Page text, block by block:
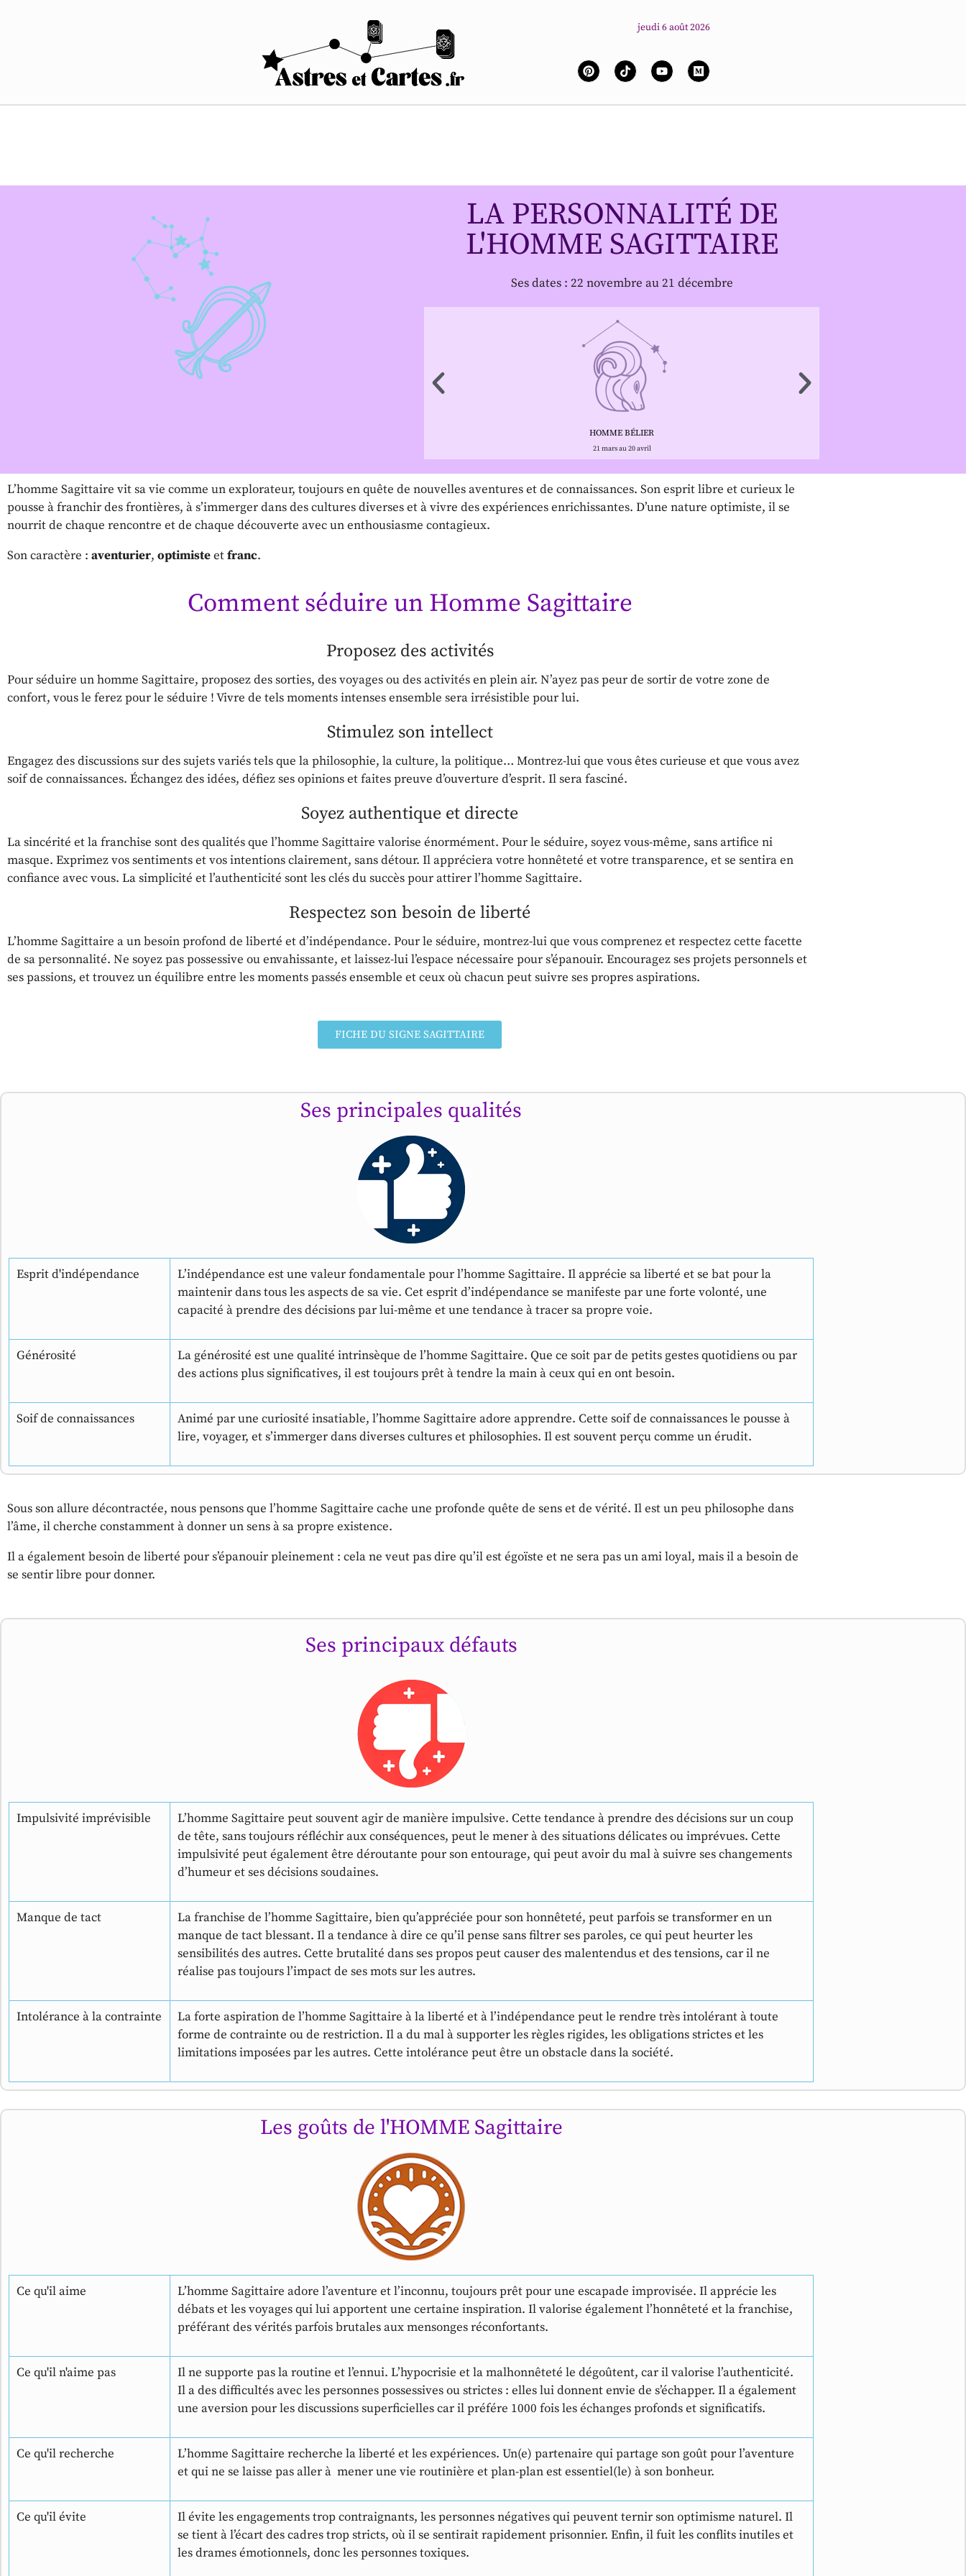
jeudi 6 août 2026
LA PERSONNALITÉ DE
L'HOMME SAGITTAIRE
Ses dates : 22 novembre au 21 décembre
HOMME BÉLIER
21 mars au 20 avril
L’homme Sagittaire vit sa vie comme un explorateur, toujours en quête de nouvelles aventures et de connaissances. Son esprit libre et curieux le
pousse à franchir des frontières, à s’immerger dans des cultures diverses et à vivre des expériences enrichissantes. D’une nature optimiste, il se
nourrit de chaque rencontre et de chaque découverte avec un enthousiasme contagieux.
Son caractère : aventurier, optimisteetfranc.
Comment séduire un Homme Sagittaire
Proposez des activités
Pour séduire un homme Sagittaire, proposez des sorties, des voyages ou des activités en plein air. N’ayez pas peur de sortir de votre zone de
confort, vous le ferez pour le séduire ! Vivre de tels moments intenses ensemble sera irrésistible pour lui.
Stimulez son intellect
Engagez des discussions sur des sujets variés tels que la philosophie, la culture, la politique… Montrez-lui que vous êtes curieuse et que vous avez
soif de connaissances. Échangez des idées, défiez ses opinions et faites preuve d’ouverture d’esprit. Il sera fasciné.
Soyez authentique et directe
La sincérité et la franchise sont des qualités que l’homme Sagittaire valorise énormément. Pour le séduire, soyez vous-même, sans artifice ni
masque. Exprimez vos sentiments et vos intentions clairement, sans détour. Il appréciera votre honnêteté et votre transparence, et se sentira en
confiance avec vous. La simplicité et l’authenticité sont les clés du succès pour attirer l’homme Sagittaire.
Respectez son besoin de liberté
L’homme Sagittaire a un besoin profond de liberté et d’indépendance. Pour le séduire, montrez-lui que vous comprenez et respectez cette facette
de sa personnalité. Ne soyez pas possessive ou envahissante, et laissez-lui l’espace nécessaire pour s’épanouir. Encouragez ses projets personnels et
ses passions, et trouvez un équilibre entre les moments passés ensemble et ceux où chacun peut suivre ses propres aspirations.
FICHE DU SIGNE SAGITTAIRE
Ses principales qualités
Esprit d'indépendance
L’indépendance est une valeur fondamentale pour l’homme Sagittaire. Il apprécie sa liberté et se bat pour la
maintenir dans tous les aspects de sa vie. Cet esprit d’indépendance se manifeste par une forte volonté, une
capacité à prendre des décisions par lui-même et une tendance à tracer sa propre voie.
Générosité
La générosité est une qualité intrinsèque de l’homme Sagittaire. Que ce soit par de petits gestes quotidiens ou par
des actions plus significatives, il est toujours prêt à tendre la main à ceux qui en ont besoin.
Soif de connaissances
Animé par une curiosité insatiable, l’homme Sagittaire adore apprendre. Cette soif de connaissances le pousse à
lire, voyager, et s’immerger dans diverses cultures et philosophies. Il est souvent perçu comme un érudit.
Sous son allure décontractée, nous pensons que l’homme Sagittaire cache une profonde quête de sens et de vérité. Il est un peu philosophe dans
l’âme, il cherche constamment à donner un sens à sa propre existence.
Il a également besoin de liberté pour s’épanouir pleinement : cela ne veut pas dire qu’il est égoïste et ne sera pas un ami loyal, mais il a besoin de
se sentir libre pour donner.
Ses principaux défauts
Impulsivité imprévisible
L’homme Sagittaire peut souvent agir de manière impulsive. Cette tendance à prendre des décisions sur un coup
de tête, sans toujours réfléchir aux conséquences, peut le mener à des situations délicates ou imprévues. Cette
impulsivité peut également être déroutante pour son entourage, qui peut avoir du mal à suivre ses changements
d’humeur et ses décisions soudaines.
Manque de tact
La franchise de l’homme Sagittaire, bien qu’appréciée pour son honnêteté, peut parfois se transformer en un
manque de tact blessant. Il a tendance à dire ce qu’il pense sans filtrer ses paroles, ce qui peut heurter les
sensibilités des autres. Cette brutalité dans ses propos peut causer des malentendus et des tensions, car il ne
réalise pas toujours l’impact de ses mots sur les autres.
Intolérance à la contrainte
La forte aspiration de l’homme Sagittaire à la liberté et à l’indépendance peut le rendre très intolérant à toute
forme de contrainte ou de restriction. Il a du mal à supporter les règles rigides, les obligations strictes et les
limitations imposées par les autres. Cette intolérance peut être un obstacle dans la société.
Les goûts de l'HOMME Sagittaire
Ce qu'il aime
L’homme Sagittaire adore l’aventure et l’inconnu, toujours prêt pour une escapade improvisée. Il apprécie les
débats et les voyages qui lui apportent une certaine inspiration. Il valorise également l’honnêteté et la franchise,
préférant des vérités parfois brutales aux mensonges réconfortants.
Ce qu'il n'aime pas
Il ne supporte pas la routine et l’ennui. L’hypocrisie et la malhonnêteté le dégoûtent, car il valorise l’authenticité.
Il a des difficultés avec les personnes possessives ou strictes : elles lui donnent envie de s’échapper. Il a également
une aversion pour les discussions superficielles car il préfére 1000 fois les échanges profonds et significatifs.
Ce qu'il recherche
L’homme Sagittaire recherche la liberté et les expériences. Un(e) partenaire qui partage son goût pour l’aventure
et qui ne se laisse pas aller à mener une vie routinière et plan-plan est essentiel(le) à son bonheur.
Ce qu'il évite
Il évite les engagements trop contraignants, les personnes négatives qui peuvent ternir son optimisme naturel. Il
se tient à l’écart des cadres trop stricts, où il se sentirait rapidement prisonnier. Enfin, il fuit les conflits inutiles et
les drames émotionnels, donc les personnes toxiques.